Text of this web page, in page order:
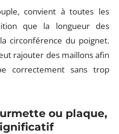
convient à toutes les
que la longueur des
circonférence du poignet.
rajouter des maillons afin
correctement sans trop
ou plaque,